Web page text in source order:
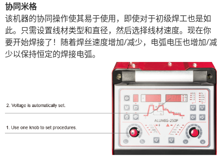
协同米格
该机器的协同操作使其易于使用，即使对于初级焊工也是如
此。只需设置线材类型和直径，然后选择线材速度。现在你
要开始焊接了！随着焊丝速度增加/减少，电弧电压也增加/减
少以保持恒定的焊接电弧。